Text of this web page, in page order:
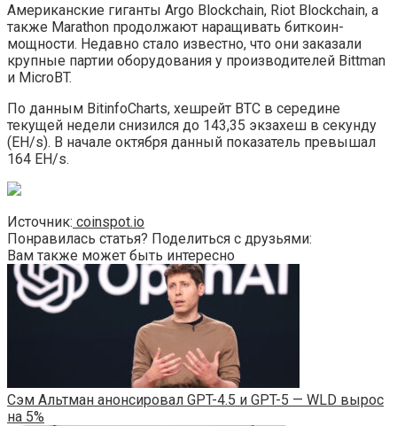
Американские гиганты Argo Blockchain, Riot Blockchain, а
также Marathon продолжают наращивать биткоин-
мощности. Недавно стало известно, что они заказали
крупные партии оборудования у производителей Bittman
и MicroBT.
По данным BitinfoCharts, хешрейт BTC в середине
текущей недели снизился до 143,35 экзахеш в секунду
(EH/s). В начале октября данный показатель превышал
164 EH/s.
Источник: coinspot.io
Понравилась статья? Поделиться с друзьями:
Вам также может быть интересно
Сэм Альтман анонсировал GPT-4.5 и GPT-5 — WLD вырос
на 5%